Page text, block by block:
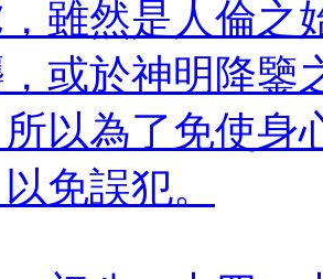
雖然是人倫之
或於神明降鑒
以為了免使身
免誤犯。